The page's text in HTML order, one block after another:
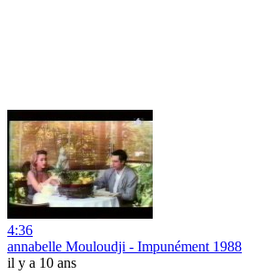
4:36
annabelle Mouloudji - Impunément 1988
il y a 10 ans